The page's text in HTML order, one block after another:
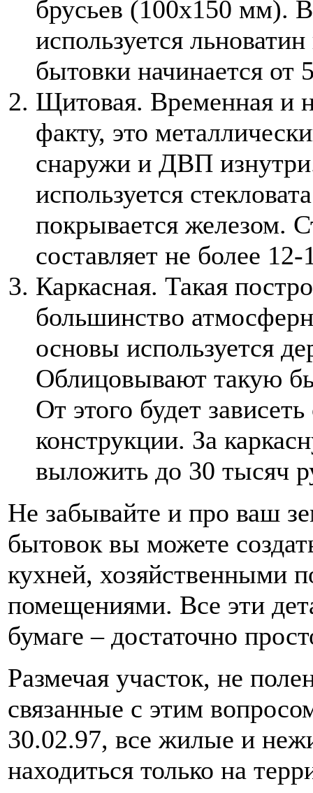
брусьев (100x150 мм). В
используется
бытовки начинается от
Щитовая. Временная и
факту, это
снаружи и ДВП
используется
покрывается железом.
составляет не более
Каркасная. Такая
большинство
основы используется
Облицовывают такую
От этого будет
конструкции. За
выложить до 30 тысяч
Не забывайте и про ваш
бытовок вы можете
кухней, хозяйственными
помещениями. Все эти
бумаге – достаточно
Размечая участок, не
связанные с этим
30.02.97, все жилые и
находиться только на